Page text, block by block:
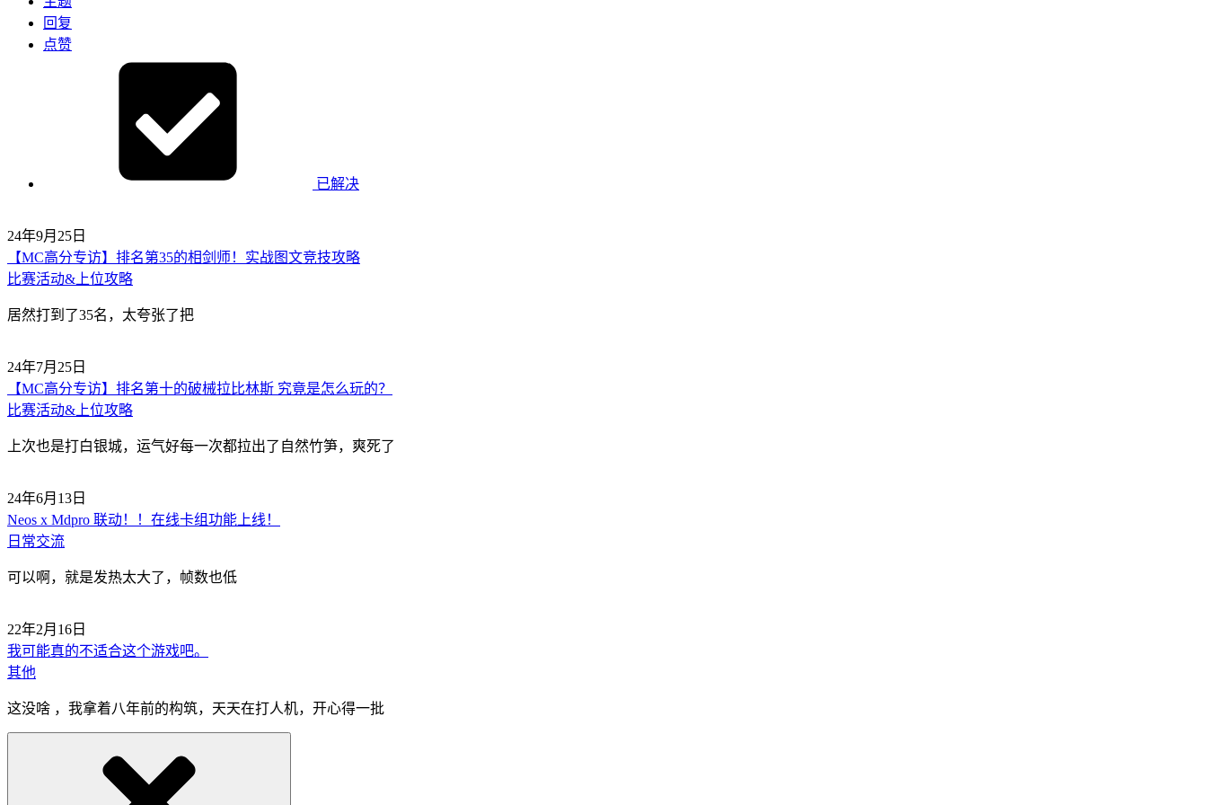
回复
点赞
已解决
24年9月25日
【MC高分专访】排名第35的相剑师！实战图文竞技攻略
比赛活动&上位攻略
居然打到了35名，太夸张了把
24年7月25日
【MC高分专访】排名第十的破械拉比林斯 究竟是怎么玩的？
比赛活动&上位攻略
上次也是打白银城，运气好每一次都拉出了自然竹笋，爽死了
24年6月13日
Neos x Mdpro 联动！！在线卡组功能上线！
日常交流
可以啊，就是发热太大了，帧数也低
22年2月16日
我可能真的不适合这个游戏吧。
其他
这没啥 ，我拿着八年前的构筑，天天在打人机，开心得一批